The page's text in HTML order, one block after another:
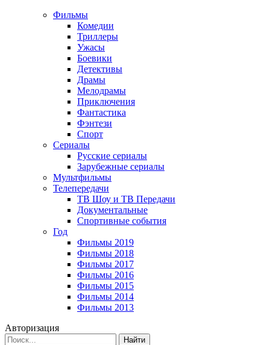
Фильмы
Комедии
Триллеры
Ужасы
Боевики
Детективы
Драмы
Мелодрамы
Приключения
Фантастика
Фэнтези
Спорт
Сериалы
Русские сериалы
Зарубежные сериалы
Мультфильмы
Телепередачи
ТВ Шоу и ТВ Передачи
Документальные
Спортивные события
Год
Фильмы 2019
Фильмы 2018
Фильмы 2017
Фильмы 2016
Фильмы 2015
Фильмы 2014
Фильмы 2013
Авторизация
Найти